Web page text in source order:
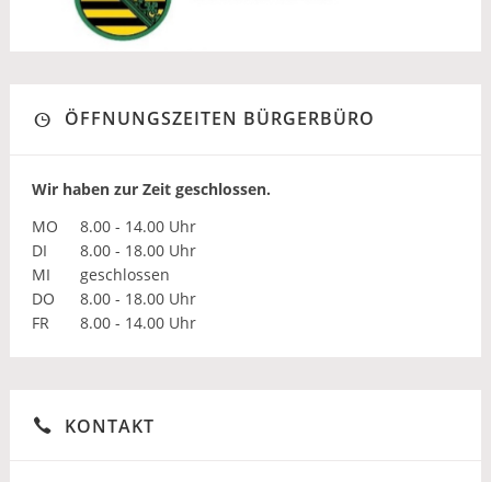
ÖFFNUNGSZEITEN BÜRGERBÜRO
Wir haben zur Zeit geschlossen.
MO
8.00 - 14.00 Uhr
DI
8.00 - 18.00 Uhr
MI
geschlossen
DO
8.00 - 18.00 Uhr
FR
8.00 - 14.00 Uhr
KONTAKT